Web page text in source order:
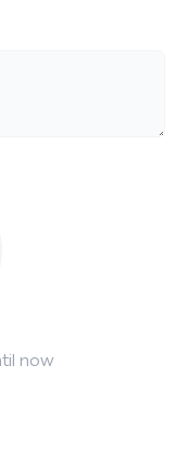
now